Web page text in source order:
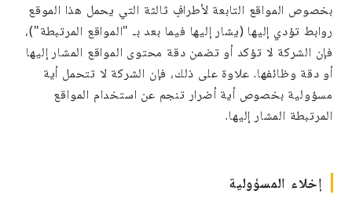
بخصوص المواقع التابعة لأطرافٍ ثالثة التي يحمل هذا الموقع
روابط تؤدي إليها (يشار إليها فيما بعد بـ "المواقع المرتبطة")،
فإن الشركة لا تؤكد أو تضمن دقة محتوى المواقع المشار إليها
أو دقة وظائفها. علاوة على ذلك، فإن الشركة لا تتحمل أية
مسؤولية بخصوص أية أضرار تنجم عن استخدام المواقع
المرتبطة المشار إليها.
إخلاء المسؤولية